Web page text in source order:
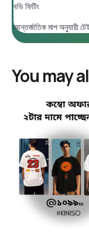
বডি ফিটিং
আন্তর্জাতিক মাপ অনুযায়ী
You may